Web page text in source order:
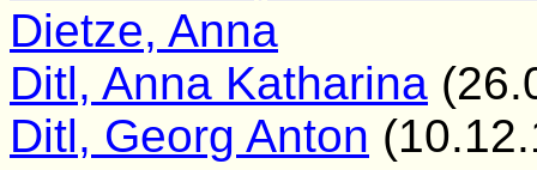
Dietze, Anna
Ditl, Anna Katharina
Ditl, Georg Anton